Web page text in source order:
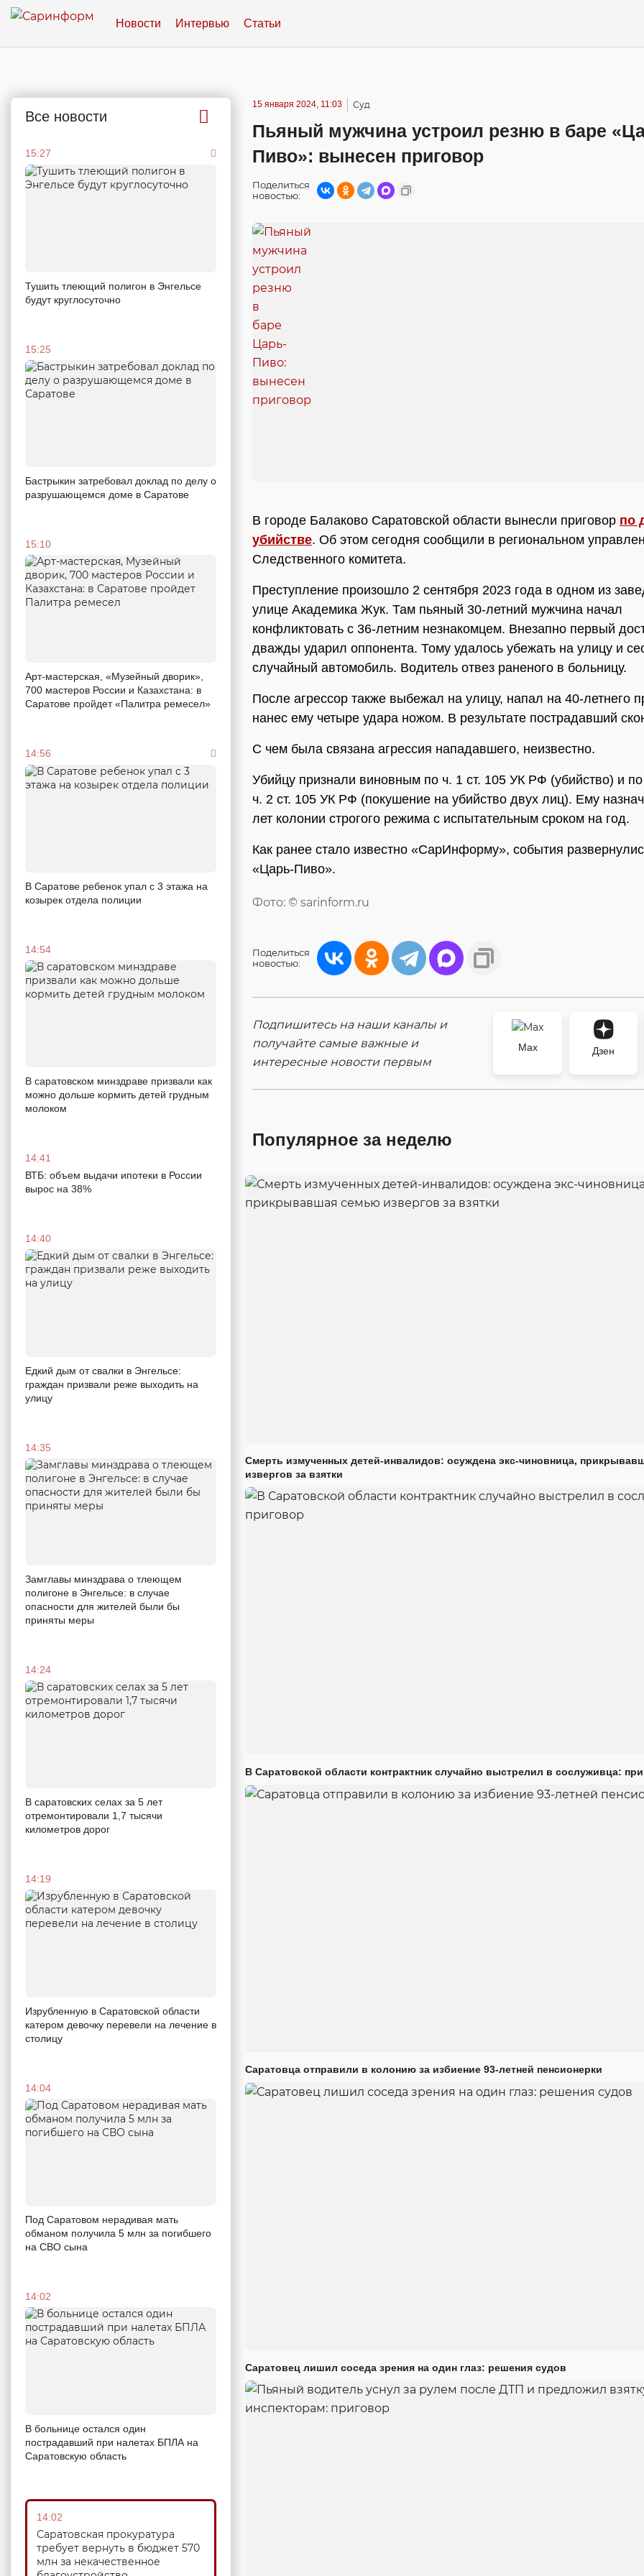
Новости Интервью Статьи
Все новости
15:27
Тушить тлеющий полигон в Энгельсе
будут круглосуточно
15:25
Бастрыкин затребовал доклад по делу о
разрушающемся доме в Саратове
15:10
Арт-мастерская, «Музейный дворик»,
700 мастеров России и Казахстана: в
Саратове пройдет «Палитра ремесел»
14:56
В Саратове ребенок упал с 3 этажа на
козырек отдела полиции
14:54
В саратовском минздраве призвали как
можно дольше кормить детей грудным
молоком
14:41
ВТБ: объем выдачи ипотеки в России
вырос на 38%
14:40
Едкий дым от свалки в Энгельсе:
граждан призвали реже выходить на
улицу
14:35
Замглавы минздрава о тлеющем
полигоне в Энгельсе: в случае
опасности для жителей были бы
приняты меры
14:24
В саратовских селах за 5 лет
отремонтировали 1,7 тысячи
километров дорог
14:19
Изрубленную в Саратовской области
катером девочку перевели на лечение в
столицу
14:04
Под Саратовом нерадивая мать
обманом получила 5 млн за погибшего
на СВО сына
14:02
В больнице остался один
пострадавший при налетах БПЛА на
Саратовскую область
14:02
Саратовская прокуратура
требует вернуть в бюджет 570
млн за некачественное
15 января 2024, 11:03 Суд
Пьяный мужчина устроил резню в баре
Пиво»: вынесен приговор
Поделиться
новостью:
В городе Балаково Саратовской области вынесли приговор по
убийстве. Об этом сегодня сообщили в региональном
Следственного комитета.
Преступление произошло 2 сентября 2023 года в одном из
улице Академика Жук. Там пьяный 30-летний мужчина начал
конфликтовать с 36-летним незнакомцем. Внезапно первый
дважды ударил оппонента. Тому удалось убежать на улицу и
случайный автомобиль. Водитель отвез раненого в больницу.
После агрессор также выбежал на улицу, напал на 40-летнего
нанес ему четыре удара ножом. В результате пострадавший
С чем была связана агрессия нападавшего, неизвестно.
Убийцу признали виновным по ч. 1 ст. 105 УК РФ (убийство) и по
ч. 2 ст. 105 УК РФ (покушение на убийство двух лиц). Ему
лет колонии строгого режима с испытательным сроком на год.
Как ранее стало известно «СарИнформу», события
«Царь-Пиво».
Фото: © sarinform.ru
Поделиться
новостью:
Подпишитесь на наши каналы и
получайте самые важные и
интересные новости первым
Max Дзен
Популярное за неделю
Смерть измученных детей-инвалидов: осуждена экс-чиновница,
извергов за взятки
В Саратовской области контрактник случайно выстрелил в сослуживца:
Саратовца отправили в колонию за избиение 93-летней пенсионерки
Саратовец лишил соседа зрения на один глаз: решения судов